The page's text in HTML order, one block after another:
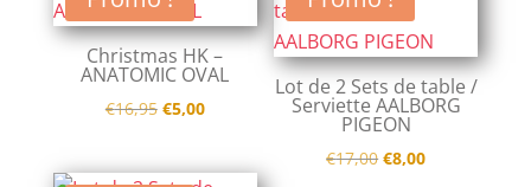
€13,00.€6,50.
€49,00.
Christmas HK –
ANATOMIC OVAL
€16,95 Le
initial
€5,00Le
actuel
Lot de 2 Sets de table /
Serviette AALBORG
PIGEON
€17,00 Le
€8,00Le